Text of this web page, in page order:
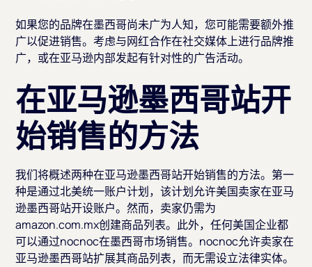
如果您的品牌在墨西哥尚未广为人知，您可能需要额外推
广以促进销售。考虑与网红合作在社交媒体上进行品牌推
广，或在亚马逊内部发起有针对性的广告活动。
在亚马逊墨西哥站开
始销售的方法
我们将概述两种在亚马逊墨西哥站开始销售的方法。第一
种是通过北美统一账户计划，该计划允许美国卖家在亚马
逊墨西哥站开设账户。然而，卖家仍需为
amazon.com.mx创建商品列表。此外，任何美国企业都
可以通过nocnoc在墨西哥市场销售。nocnoc允许卖家在
亚马逊墨西哥站扩展其商品列表，而无需设立法律实体。